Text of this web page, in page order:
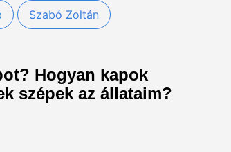
Szabó Zoltán
Hogyan kapok
szépek az állataim?